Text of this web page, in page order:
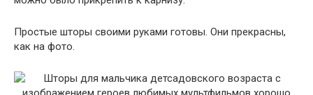
Простые шторы своими руками готовы. Они прекрасны,
как на фото.